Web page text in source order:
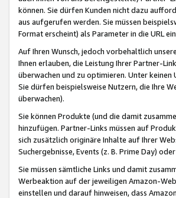
können. Sie dürfen Kunden nicht dazu
aus aufgerufen werden. Sie müssen
Format erscheint) als Parameter in die URL
Auf Ihren Wunsch, jedoch vorbehaltlich
Ihnen erlauben, die Leistung Ihrer Partner-
überwachen und zu optimieren. Unter
Sie dürfen beispielsweise Nutzern, die Ihre
überwachen).
Sie können Produkte (und die damit
hinzufügen. Partner-Links müssen auf
sich zusätzlich originäre Inhalte auf Ihrer
Suchergebnisse, Events (z. B. Prime Day)
Sie müssen sämtliche Links und damit
Werbeaktion auf der jeweiligen Amazon-
einstellen und darauf hinweisen, dass